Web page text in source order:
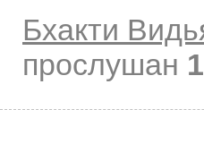
Бхакти
прослушан